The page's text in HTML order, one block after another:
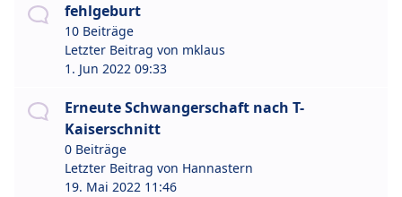
fehlgeburt
10 Beiträge
Letzter Beitrag von mklaus
1. Jun 2022 09:33
Erneute Schwangerschaft nach T-
Kaiserschnitt
0 Beiträge
Letzter Beitrag von Hannastern
19. Mai 2022 11:46